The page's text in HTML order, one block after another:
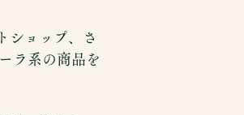
ショップ、さ
ラ系の商品を